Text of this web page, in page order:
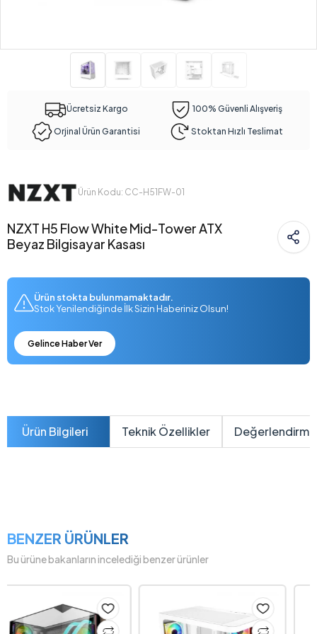
Ücretsiz Kargo 100% Güvenli Alışveriş
Orjinal Ürün Garantisi Stoktan Hızlı Teslimat
Ürün Kodu: CC-H51FW-01
NZXT H5 Flow White Mid-Tower ATX
Beyaz Bilgisayar Kasası
Ürün stokta bulunmamaktadır.
Stok Yenilendiğinde İlk Sizin Haberiniz Olsun!
Gelince Haber Ver
Ürün Bilgileri Teknik Özellikler
BENZER ÜRÜNLER
Bu ürüne bakanların incelediği benzer ürünler